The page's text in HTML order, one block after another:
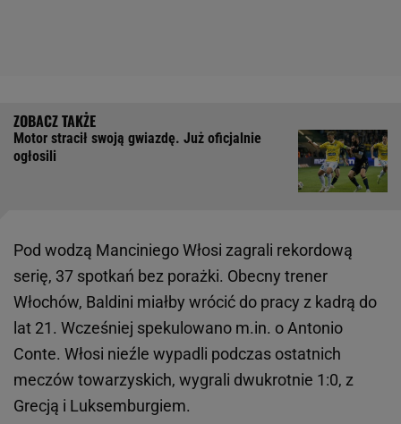
Motor stracił swoją gwiazdę. Już oficjalnie
ogłosili
Pod wodzą Manciniego Włosi zagrali rekordową
serię, 37 spotkań bez porażki. Obecny trener
Włochów, Baldini miałby wrócić do pracy z kadrą do
lat 21. Wcześniej spekulowano m.in. o Antonio
Conte. Włosi nieźle wypadli podczas ostatnich
meczów towarzyskich, wygrali dwukrotnie 1:0, z
Grecją i Luksemburgiem.